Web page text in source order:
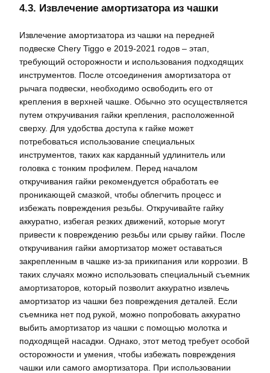
4.3. Извлечение амортизатора из чашки
Извлечение амортизатора из чашки на передней
подвеске Chery Tiggo e 2019-2021 годов – этап,
требующий осторожности и использования подходящих
инструментов. После отсоединения амортизатора от
рычага подвески, необходимо освободить его от
крепления в верхней чашке. Обычно это осуществляется
путем откручивания гайки крепления, расположенной
сверху. Для удобства доступа к гайке может
потребоваться использование специальных
инструментов, таких как карданный удлинитель или
головка с тонким профилем. Перед началом
откручивания гайки рекомендуется обработать ее
проникающей смазкой, чтобы облегчить процесс и
избежать повреждения резьбы. Откручивайте гайку
аккуратно, избегая резких движений, которые могут
привести к повреждению резьбы или срыву гайки. После
откручивания гайки амортизатор может оставаться
закрепленным в чашке из-за прикипания или коррозии. В
таких случаях можно использовать специальный съемник
амортизаторов, который позволит аккуратно извлечь
амортизатор из чашки без повреждения деталей. Если
съемника нет под рукой, можно попробовать аккуратно
выбить амортизатор из чашки с помощью молотка и
подходящей насадки. Однако, этот метод требует особой
осторожности и умения, чтобы избежать повреждения
чашки или самого амортизатора. При использовании